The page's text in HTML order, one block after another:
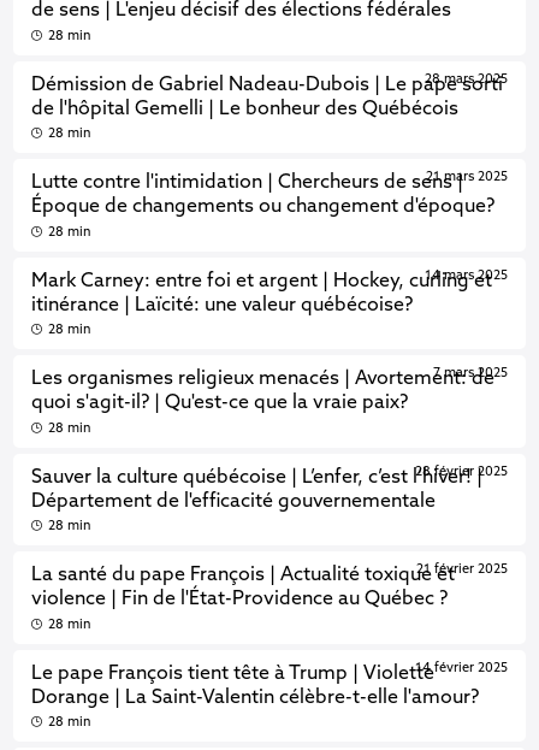
de sens | L'enjeu décisif des élections fédérales
28 min
Démission de Gabriel Nadeau-Dubois | Le pape sorti
de l'hôpital Gemelli | Le bonheur des Québécois
28 mars 2025
28 min
Lutte contre l'intimidation | Chercheurs de sens |
Époque de changements ou changement d'époque?
21 mars 2025
28 min
Mark Carney: entre foi et argent | Hockey, curling et
itinérance | Laïcité: une valeur québécoise?
14 mars 2025
28 min
Les organismes religieux menacés | Avortement: de
quoi s'agit-il? | Qu'est-ce que la vraie paix?
7 mars 2025
28 min
Sauver la culture québécoise | L’enfer, c’est l’hiver! |
Département de l'efficacité gouvernementale
28 février 2025
28 min
La santé du pape François | Actualité toxique et
violence | Fin de l'État-Providence au Québec ?
21 février 2025
28 min
Le pape François tient tête à Trump | Violette
Dorange | La Saint-Valentin célèbre-t-elle l'amour?
14 février 2025
28 min